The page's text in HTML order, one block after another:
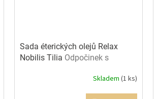
Sada éterických olejů Relax
Nobilis Tilia Odpočinek s
Skladem (1 ks)